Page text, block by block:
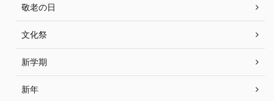
敬老の日
文化祭
新学期
新年